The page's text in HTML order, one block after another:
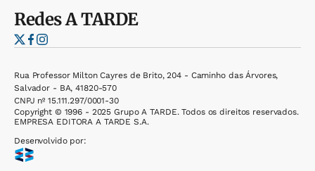
RedesA TARDE
Rua Professor Milton Cayres de Brito, 204 - Caminho das Árvores,
Salvador - BA, 41820-570
CNPJ nº 15.111.297/0001-30
Copyright © 1996 - 2025 Grupo A TARDE. Todos os direitos reservados.
EMPRESA EDITORA A TARDE S.A.
Desenvolvido por: